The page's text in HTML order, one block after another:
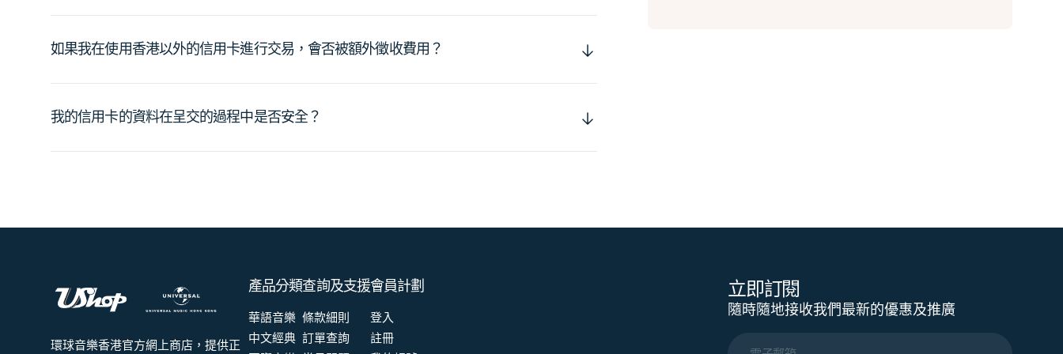
如果我在使用香港以外的信用卡進行交易，會否被額外徵收費用？
我的信用卡的資料在呈交的過程中是否安全？
環球音樂香港官方網上商店，提供正
產品分類
華語音樂
中文經典
查詢及支援
條款細則
訂單查詢
會員計劃
登入
註冊
立即訂閱
隨時隨地接收我們最新的優惠及推廣